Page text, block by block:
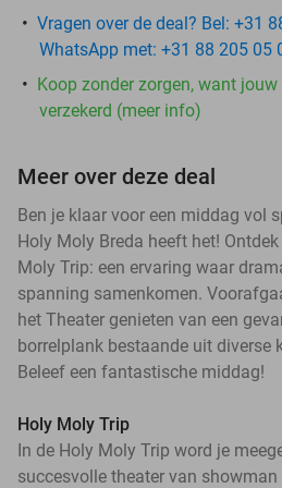
Vragen over de deal? Bel: +31
WhatsApp met: +31 88 205 05
Koop zonder zorgen, want
verzekerd (meer info)
Meer over deze deal
Ben je klaar voor een middag vol
Holy Moly Breda heeft het!
Moly Trip: een ervaring waar
spanning samenkomen.
het Theater genieten van een
borrelplank bestaande uit diverse
Beleef een fantastische middag!
Holy Moly Trip
In de Holy Moly Trip word je
succesvolle theater van